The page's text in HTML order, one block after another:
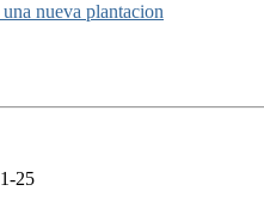
nueva plantacion
25